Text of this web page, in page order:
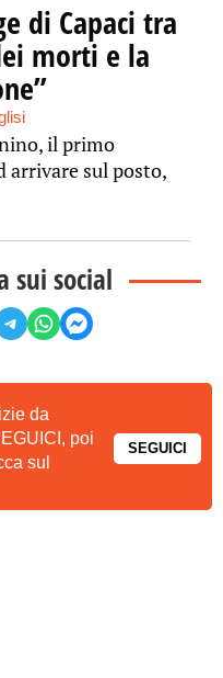
di Capaci tra
morti e la
il primo
arrivare sul posto,
sui social
da
poi
sul
SEGUICI